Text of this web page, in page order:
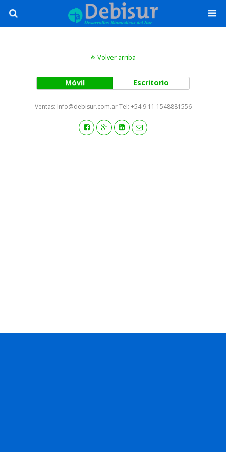
Volver arriba
Móvil Escritorio
Ventas: Info@debisur.com.ar Tel: +54 9 11 1548881556